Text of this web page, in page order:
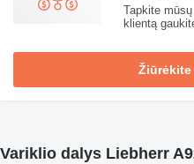
Tapkite
klientą
Variklio dalys Liebherr